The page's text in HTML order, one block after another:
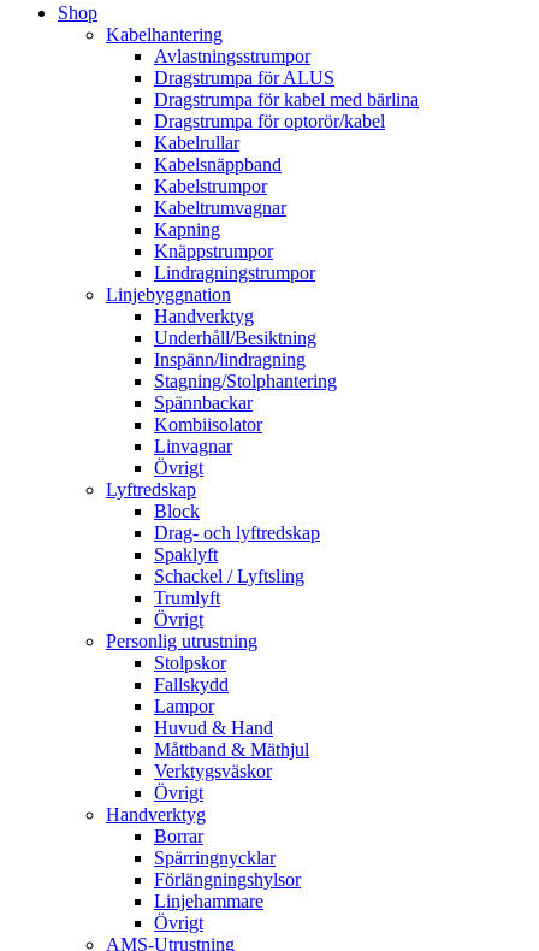
Shop
Kabelhantering
Avlastningsstrumpor
Dragstrumpa för ALUS
Dragstrumpa för kabel med bärlina
Dragstrumpa för optorör/kabel
Kabelrullar
Kabelsnäppband
Kabelstrumpor
Kabeltrumvagnar
Kapning
Knäppstrumpor
Lindragningstrumpor
Linjebyggnation
Handverktyg
Underhåll/Besiktning
Inspänn/lindragning
Stagning/Stolphantering
Spännbackar
Kombiisolator
Linvagnar
Övrigt
Lyftredskap
Block
Drag- och lyftredskap
Spaklyft
Schackel / Lyftsling
Trumlyft
Övrigt
Personlig utrustning
Stolpskor
Fallskydd
Lampor
Huvud & Hand
Måttband & Mäthjul
Verktygsväskor
Övrigt
Handverktyg
Borrar
Spärringnycklar
Förlängningshylsor
Linjehammare
Övrigt
AMS-Utrustning